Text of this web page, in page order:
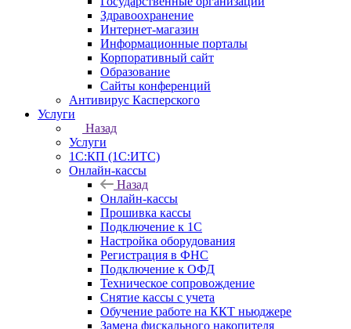
Здравоохранение
Интернет-магазин
Информационные порталы
Корпоративный сайт
Образование
Сайты конференций
Антивирус Касперского
Услуги
Назад
Услуги
1С:КП (1С:ИТС)
Онлайн-кассы
Назад
Онлайн-кассы
Прошивка кассы
Подключение к 1С
Настройка оборудования
Регистрация в ФНС
Подключение к ОФД
Техническое сопровождение
Снятие кассы с учета
Обучение работе на ККТ ньюджере
Замена фискального накопителя